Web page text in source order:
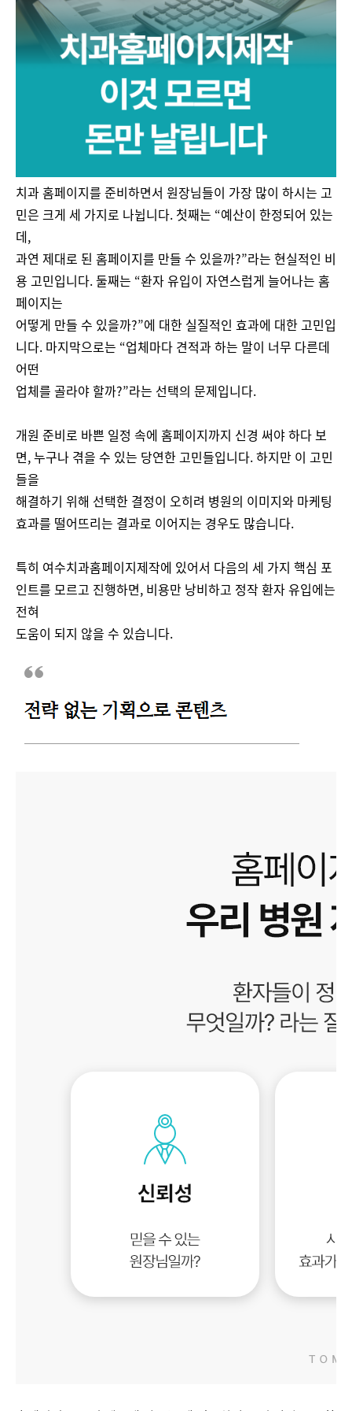
치과 홈페이지를 준비하면서 원장님들이 가장 많이 하시는 고
민은 크게 세 가지로 나뉩니다. 첫째는 “예산이 한정되어 있는
데,
과연 제대로 된 홈페이지를 만들 수 있을까?”라는 현실적인 비
용 고민입니다. 둘째는 “환자 유입이 자연스럽게 늘어나는 홈
페이지는
어떻게 만들 수 있을까?”에 대한 실질적인 효과에 대한 고민입
니다. 마지막으로는 “업체마다 견적과 하는 말이 너무 다른데
어떤
업체를 골라야 할까?”라는 선택의 문제입니다.
개원 준비로 바쁜 일정 속에 홈페이지까지 신경 써야 하다 보
면, 누구나 겪을 수 있는 당연한 고민들입니다. 하지만 이 고민
들을
해결하기 위해 선택한 결정이 오히려 병원의 이미지와 마케팅
효과를 떨어뜨리는 결과로 이어지는 경우도 많습니다.
특히 여수치과홈페이지제작에 있어서 다음의 세 가지 핵심 포
인트를 모르고 진행하면, 비용만 낭비하고 정작 환자 유입에는
전혀
도움이 되지 않을 수 있습니다.